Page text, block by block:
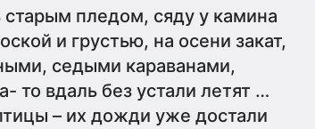
пледом, сяду у камина
и грустью, на осени закат,
седыми караванами,
то вдаль без устали летят …
– их дожди уже достали